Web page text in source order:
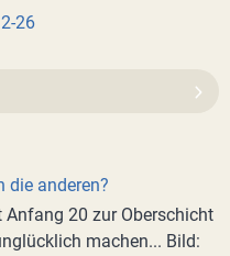
26
die anderen?
20 zur Oberschicht
machen... Bild: